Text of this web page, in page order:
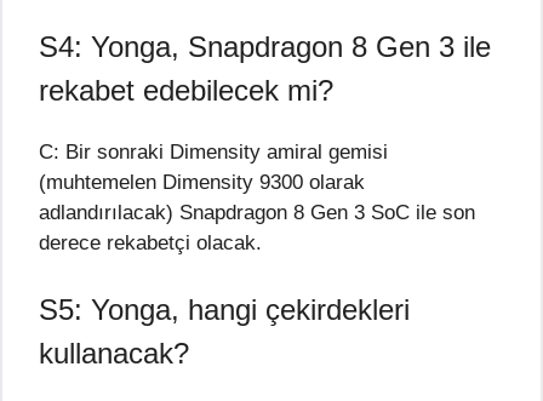
S4: Yonga, Snapdragon 8 Gen 3 ile
rekabet edebilecek mi?
C: Bir sonraki Dimensity amiral gemisi
(muhtemelen Dimensity 9300 olarak
adlandırılacak) Snapdragon 8 Gen 3 SoC ile son
derece rekabetçi olacak.
S5: Yonga, hangi çekirdekleri
kullanacak?